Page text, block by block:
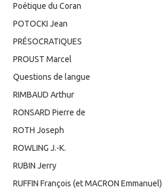
Poétique du Coran
POTOCKI Jean
PRÉSOCRATIQUES
PROUST Marcel
Questions de langue
RIMBAUD Arthur
RONSARD Pierre de
ROTH Joseph
ROWLING J.-K.
RUBIN Jerry
RUFFIN François (et MACRON Emmanuel)